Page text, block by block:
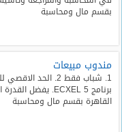
وظائف
مصر
وظائف
حكومية
المدونة
بقسم مال ومحاسبة
مندوب مبيعات
القاهرة بقسم مال ومحاسبة